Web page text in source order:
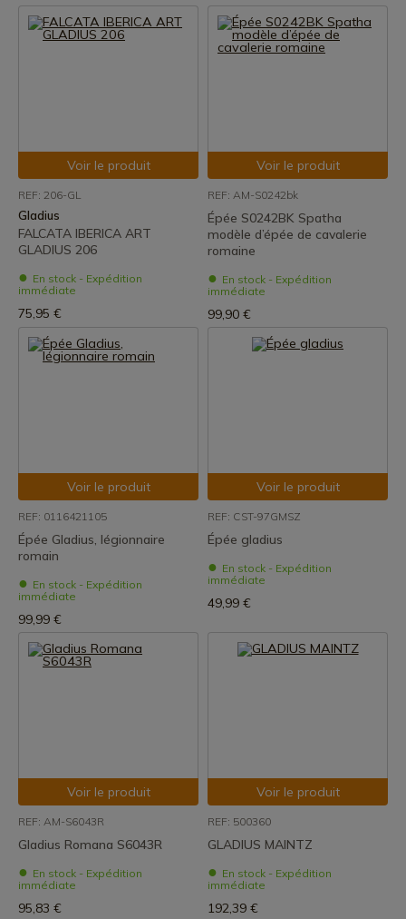
Voir le produit
REF: 206-GL
Gladius
FALCATA IBERICA ART
GLADIUS 206
En stock - Expédition
immédiate
75,95 €
Voir le produit
REF: AM-S0242bk
Épée S0242BK Spatha
modèle d’épée de cavalerie
romaine
En stock - Expédition
immédiate
99,90 €
Voir le produit
REF: 0116421105
Épée Gladius, légionnaire
romain
En stock - Expédition
immédiate
99,99 €
Voir le produit
REF: CST-97GMSZ
Épée gladius
En stock - Expédition
immédiate
49,99 €
Voir le produit
REF: AM-S6043R
Gladius Romana S6043R
En stock - Expédition
immédiate
95,83 €
Voir le produit
REF: 500360
GLADIUS MAINTZ
En stock - Expédition
immédiate
192,39 €